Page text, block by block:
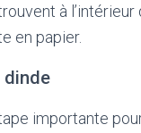
à l’intérieur
en papier.
dinde
importante